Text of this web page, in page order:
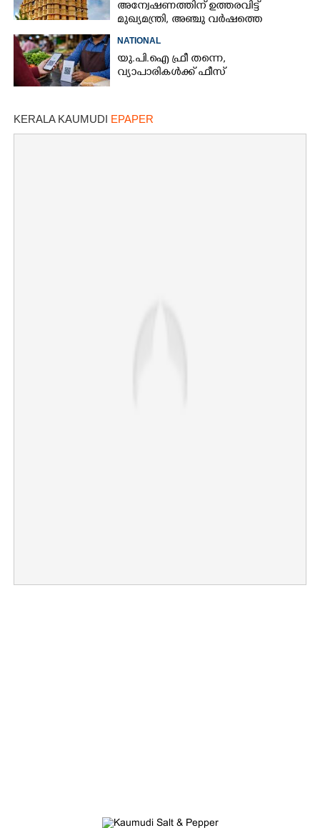
അന്വേഷണത്തിന് ഉത്തരവിട്ട്
മുഖ്യമന്ത്രി, അഞ്ചു വർഷത്തെ
NATIONAL
യു.പി.ഐ ഫ്രീ തന്നെ,
വ്യാപാരികൾക്ക് ഫീസ്
KERALA KAUMUDI EPAPER